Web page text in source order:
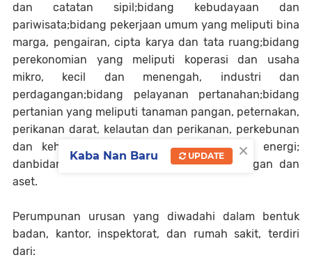
dan catatan sipil;bidang kebudayaan dan
pariwisata;bidang pekerjaan umum yang meliputi bina
marga, pengairan, cipta karya dan tata ruang;bidang
perekonomian yang meliputi koperasi dan usaha
mikro, kecil dan menengah, industri dan
perdagangan;bidang pelayanan pertanahan;bidang
pertanian yang meliputi tanaman pangan, peternakan,
perikanan darat, kelautan dan perikanan, perkebunan
dan kehutanan;bidang pertambangan dan energi;
danbidang pendapatan, pengelolaan keuangan dan
aset.
Perumpunan urusan yang diwadahi dalam bentuk
badan, kantor, inspektorat, dan rumah sakit, terdiri
dari:
×
Kaba Nan Baru UPDATE